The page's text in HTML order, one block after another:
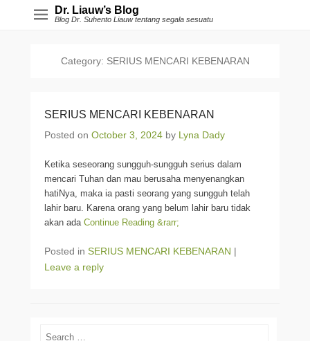
Dr. Liauw’s Blog
Blog Dr. Suhento Liauw tentang segala sesuatu
Category: SERIUS MENCARI KEBENARAN
SERIUS MENCARI KEBENARAN
Posted on October 3, 2024 by Lyna Dady
Ketika seseorang sungguh-sungguh serius dalam
mencari Tuhan dan mau berusaha menyenangkan
hatiNya, maka ia pasti seorang yang sungguh telah
lahir baru. Karena orang yang belum lahir baru tidak
akan ada Continue Reading &rarr;
Posted in SERIUS MENCARI KEBENARAN |
Leave a reply
Search